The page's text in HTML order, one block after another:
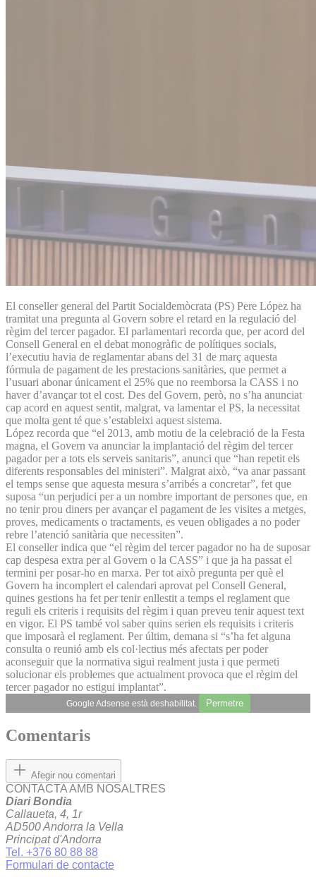
El conseller general del Partit Socialdemòcrata (PS) Pere López ha
tramitat una pregunta al Govern sobre el retard en la regulació del
règim del tercer pagador. El parlamentari recorda que, per acord del
Consell General en el debat monogràfic de polítiques socials,
l’executiu havia de reglamentar abans del 31 de març aquesta
fórmula de pagament de les prestacions sanitàries, que permet a
l’usuari abonar únicament el 25% que no reemborsa la CASS i no
haver d’avançar tot el cost. Des del Govern, però, no s’ha anunciat
cap acord en aquest sentit, malgrat, va lamentar el PS, la necessitat
que molta gent té que s’estableixi aquest sistema.
López recorda que “el 2013, amb motiu de la celebració de la Festa
magna, el Govern va anunciar la implantació del règim del tercer
pagador per a tots els serveis sanitaris”, anunci que “han repetit els
diferents responsables del ministeri”. Malgrat això, “va anar passant
el temps sense que aquesta mesura s’arribés a concretar”, fet que
suposa “un perjudici per a un nombre important de persones que, en
no tenir prou diners per avançar el pagament de les visites a metges,
proves, medicaments o tractaments, es veuen obligades a no poder
rebre l’atenció sanitària que neces­siten”.
El conseller indica que “el règim del tercer pagador no ha de suposar
cap despesa extra per al Govern o la CASS” i que ja ha passat el
termini per posar-ho en marxa. Per tot això pregunta per què el
Govern ha incomplert el calendari aprovat pel Consell General,
quines gestions ha fet per tenir enllestit a temps el reglament que
reguli els criteris i requisits del règim i quan preveu tenir aquest text
en vigor. El PS també vol saber quins serien els requisits i criteris
que imposarà el reglament. Per últim, demana si “s’ha fet alguna
consulta o reunió amb els col·lectius més afectats per poder
aconseguir que la normativa sigui realment justa i que permeti
solucionar els problemes que actualment provoca que el règim del
tercer pagador no estigui implantat”.
Google Adsense està deshabilitat. Permetre
Comentaris
Afegir nou comentari
CONTACTA AMB NOSALTRES
Diari Bondia
Callaueta, 4, 1r
AD500 Andorra la Vella
Principat d'Andorra
Tel. +376 80 88 88
Formulari de contacte